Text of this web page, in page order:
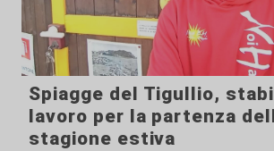
Spiagge del Tigullio,
lavoro per la partenza
stagione estiva